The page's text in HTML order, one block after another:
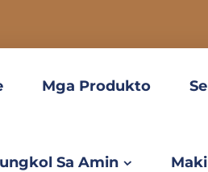
Mga Produkto
Sa Amin